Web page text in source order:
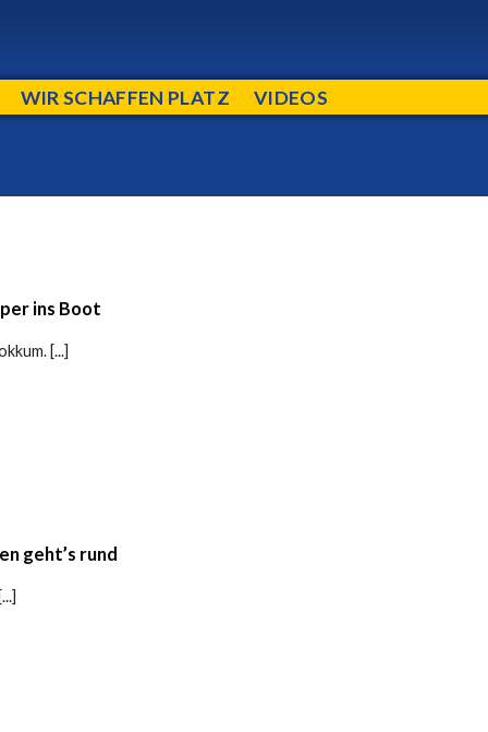
WIR SCHAFFEN PLATZ VIDEOS
ins Boot
[...]
geht’s rund